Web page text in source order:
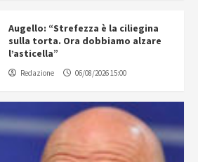
Augello: “Strefezza è la ciliegina
sulla torta. Ora dobbiamo alzare
l’asticella”
Redazione 06/08/2026 15:00